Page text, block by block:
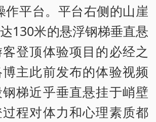
作平台。平台右侧的山崖
130米的悬浮钢梯垂直悬
登顶体验项目的必经之
主此前发布的体验视频
梯近乎垂直悬挂于峭壁
程对体力和心理素质都